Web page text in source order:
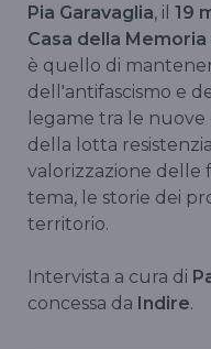
Pia Garavaglia, il 19
Casa della Memoria
è quello di
dell'antifascismo e
legame tra le nuove
della lotta
valorizzazione delle
tema, le storie dei
territorio.
Intervista a cura di
concessa da Indire.